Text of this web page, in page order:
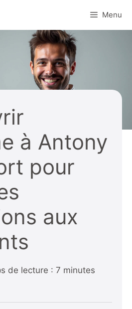
Menu
à Antony
pour
aux
de lecture : 7 minutes